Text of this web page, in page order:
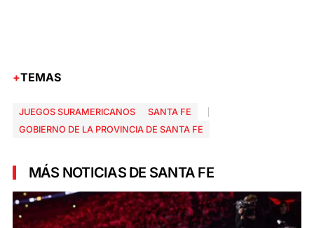
TEMAS
JUEGOS SURAMERICANOS
SANTA FE
GOBIERNO DE LA PROVINCIA DE SANTA FE
MÁS NOTICIAS DE SANTA FE